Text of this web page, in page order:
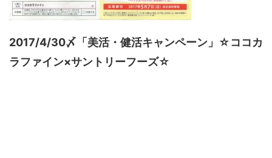
2017/4/30〆「美活・健活キャンペーン」☆ココカ
ラファイン×サントリーフーズ☆